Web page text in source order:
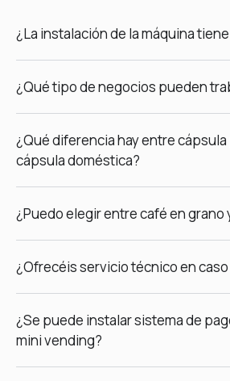
¿La instalación de la máquina
¿Qué tipo de negocios pueden
¿Qué diferencia hay entre
cápsula doméstica?
¿Puedo elegir entre café en grano
¿Ofrecéis servicio técnico en caso
¿Se puede instalar sistema de
mini vending?